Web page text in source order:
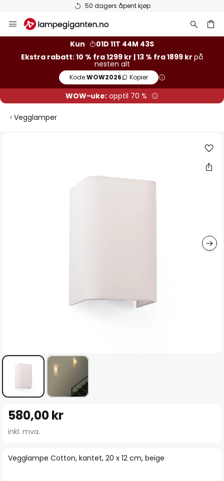
50 dagers åpent kjøp
Hopp
til
Kun
01D 11T 44M 43S
Ekstra rabatt: 10 % fra 1299 kr | 13 % fra 1899 kr på
nesten alt
Kode:WOW2026 Kopier
WOW-uke: opptil 70 %
Vegglamper
begynnelsen
bildegalleri
Vegglampe Cotton, kantet, 20 x 12 cm, beige
580,00 kr
inkl. mva.